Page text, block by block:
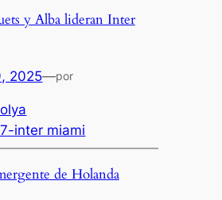
y Alba lideran Inter
2025—por
inter miami
de Holanda